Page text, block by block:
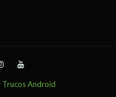
Trucos Android